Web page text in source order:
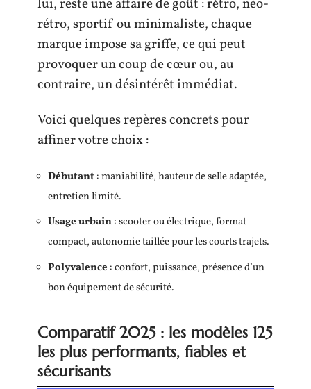
lui, reste une affaire de goût : rétro, néo-
rétro, sportif ou minimaliste, chaque
marque impose sa griffe, ce qui peut
provoquer un coup de cœur ou, au
contraire, un désintérêt immédiat.
Voici quelques repères concrets pour
affiner votre choix :
Débutant: maniabilité, hauteur de selle adaptée,
entretien limité.
Usage urbain: scooter ou électrique, format
compact, autonomie taillée pour les courts trajets.
Polyvalence : confort, puissance, présence d’un
bon équipement de sécurité.
Comparatif 2025 : les modèles 125
les plus performants, fiables et
sécurisants